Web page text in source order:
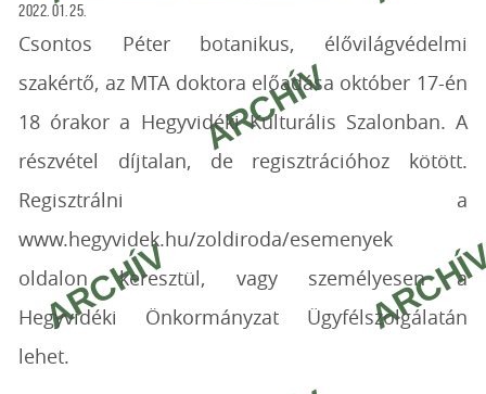
2022. 01. 25.
Csontos Péter botanikus, élővilágvédelmi
szakértő, az MTA doktora előadása október 17-én
18 órakor a Hegyvidéki Kulturális Szalonban. A
részvétel díjtalan, de regisztrációhoz kötött.
Regisztrálni a
www.hegyvidek.hu/zoldiroda/esemenyek
oldalon keresztül, vagy személyesen a
Hegyvidéki Önkormányzat Ügyfélszolgálatán
lehet.